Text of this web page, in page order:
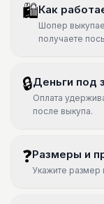
🛍Как
Шопер
получаете
🔒Деньги под
Оплата
после выкупа.
❓Размеры и
Укажите размер